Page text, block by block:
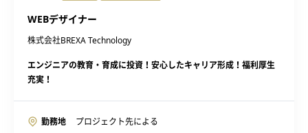
WEBデザイナー
株式会社BREXA Technology
エンジニアの教育・育成に投資！安心したキャリア形成！福利厚生
充実！
勤務地
プロジェクト先による